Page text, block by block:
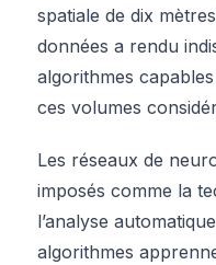
spatiale de dix
données a rendu
algorithmes
ces volumes
Les réseaux de
imposés comme la
l’analyse
algorithmes